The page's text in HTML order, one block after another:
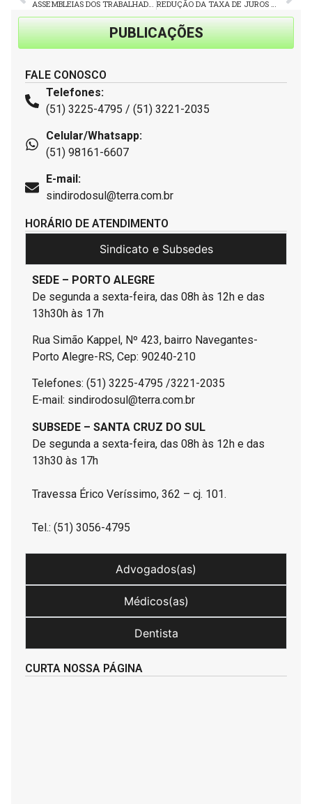
PUBLICAÇÕES
FALE CONOSCO
Telefones:
(51) 3225-4795 / (51) 3221-2035
Celular/Whatsapp:
(51) 98161-6607
E-mail:
sindirodosul@terra.com.br
HORÁRIO DE ATENDIMENTO
Sindicato e Subsedes
SEDE – PORTO ALEGRE
De segunda a sexta-feira, das 08h às 12h e das
13h30h às 17h
Rua Simão Kappel, Nº 423, bairro Navegantes-
Porto Alegre-RS, Cep: 90240-210
Telefones: (51) 3225-4795 /3221-2035
E-mail: sindirodosul@terra.com.br
SUBSEDE – SANTA CRUZ DO SUL
De segunda a sexta-feira, das 08h às 12h e das
13h30 às 17h
Travessa Érico Veríssimo, 362 – cj. 101.
Tel.: (51) 3056-4795
Advogados(as)
Médicos(as)
Dentista
CURTA NOSSA PÁGINA